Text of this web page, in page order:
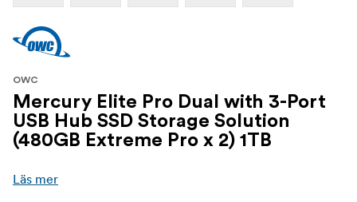
OWC
Mercury Elite Pro Dual with 3-Port
USB Hub SSD Storage Solution
(480GB Extreme Pro x 2) 1TB
Läs mer